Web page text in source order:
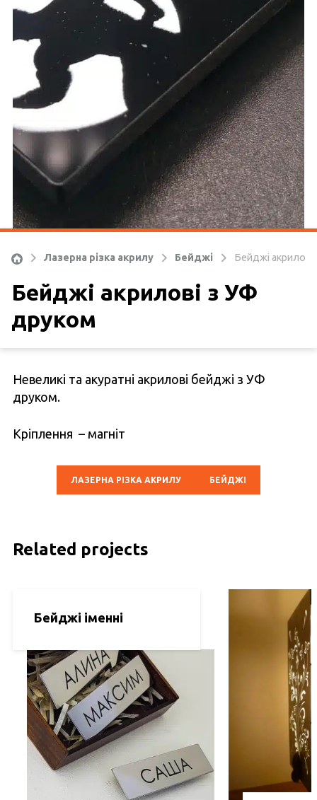
Лазерна різка акрилу Бейджі Бейджі
Бейджі акрилові з УФ
друком
Невеликі та акуратні акрилові бейджі з УФ
друком.
Кріплення – магніт
ЛАЗЕРНА РІЗКА АКРИЛУ БЕЙДЖІ
Related projects
Бейджі іменні